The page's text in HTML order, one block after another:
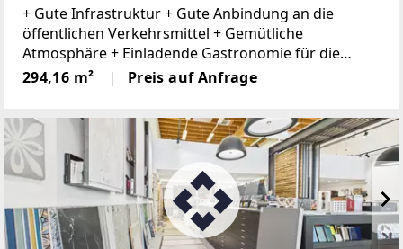
+ Gute Infrastruktur + Gute Anbindung an die
öffentlichen Verkehrsmittel + Gemütliche
Atmosphäre + Einladende Gastronomie für die
Tennis/Padelspieler + 50 Sitzplätze im Innenbereich
sowie zusätzlicher Gastgarten+ Gemütlicher
294,16 m² Preis auf Anfrage